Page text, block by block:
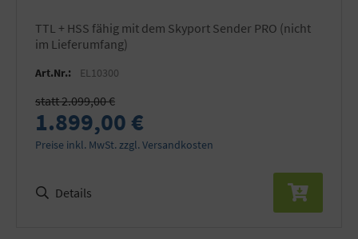
TTL + HSS fähig mit dem Skyport Sender PRO (nicht
im Lieferumfang)
Art.Nr.: EL10300
statt 2.099,00 €
1.899,00 €
Preise inkl. MwSt. zzgl. Versandkosten
Details